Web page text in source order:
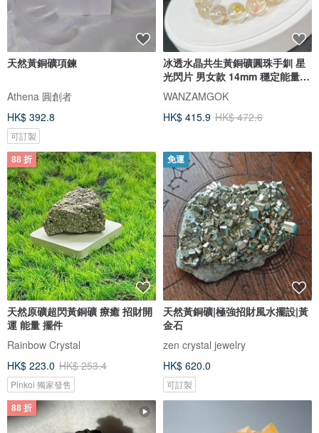
天然黃銅礦項鍊
Athena 圓創者
HK$ 392.8
可訂製
冰透水晶共生黃銅礦圓珠手釧 星
光閃片 男女款 14mm 穩定能量提
升
WANZAMGOK
HK$ 415.9 HK$ 472.6
88 折
天然原礦超閃黃銅礦 療癒 招財開
運 能量 擺件
Rainbow Crystal
HK$ 223.0 HK$ 253.4
Pinkoi 獨家發售
免運
天然黃銅礦|極強招財風水擺設|黃
金石
zen crystal jewelry
HK$ 620.0
可訂製
88 折